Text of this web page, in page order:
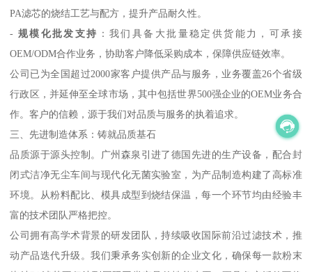
PA滤芯的烧结工艺与配方，提升产品耐久性。
- 规模化批发支持 ：我们具备大批量稳定供货能力，可承接
OEM/ODM合作业务，协助客户降低采购成本，保障供应链效率。
公司已为全国超过2000家客户提供产品与服务，业务覆盖26个省级
行政区，并延伸至全球市场，其中包括世界500强企业的OEM业务合
作。客户的信赖，源于我们对品质与服务的执着追求。
三、先进制造体系：铸就品质基石
品质源于源头控制。广州森泉引进了德国先进的生产设备，配合封
闭式洁净无尘车间与现代化无菌实验室，为产品制造构建了高标准
环境。从粉料配比、模具成型到烧结保温，每一个环节均由经验丰
富的技术团队严格把控。
公司拥有高学术背景的研发团队，持续吸收国际前沿过滤技术，推
动产品迭代升级。我们秉承务实创新的企业文化，确保每一款粉末